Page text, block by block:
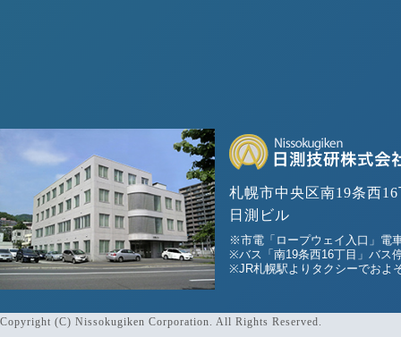
札幌市中央区南19条西
日測ビル
※市電「ロープウェイ入口」電
※バス「南19条西16丁目」バス
※JR札幌駅よりタクシーでおよ
Copyright (C) Nissokugiken Corporation. All Rights Reserved.